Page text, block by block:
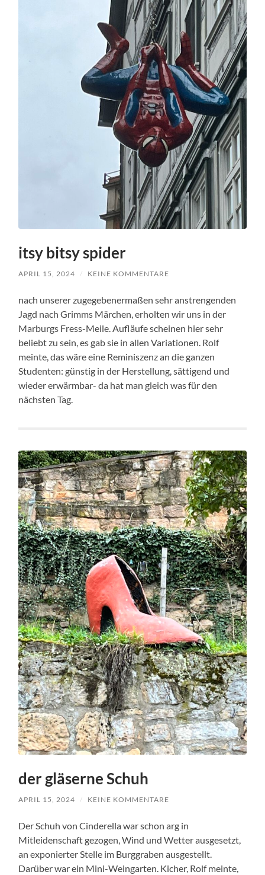
itsy bitsy spider
APRIL 15, 2024 / KEINE KOMMENTARE
nach unserer zugegebenermaßen sehr anstrengenden
Jagd nach Grimms Märchen, erholten wir uns in der
Marburgs Fress-Meile. Aufläufe scheinen hier sehr
beliebt zu sein, es gab sie in allen Variationen. Rolf
meinte, das wäre eine Reminiszenz an die ganzen
Studenten: günstig in der Herstellung, sättigend und
wieder erwärmbar- da hat man gleich was für den
nächsten Tag.
der gläserne Schuh
APRIL 15, 2024 / KEINE KOMMENTARE
Der Schuh von Cinderella war schon arg in
Mitleidenschaft gezogen, Wind und Wetter ausgesetzt,
an exponierter Stelle im Burggraben ausgestellt.
Darüber war ein Mini-Weingarten. Kicher, Rolf meinte,